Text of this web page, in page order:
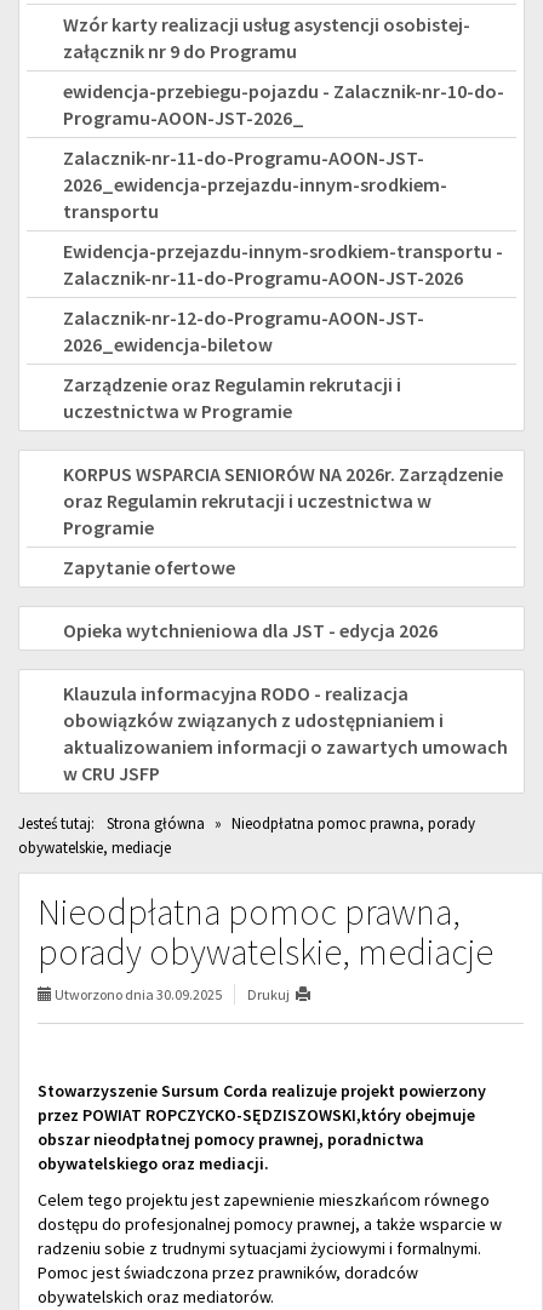
JEDNOSTEK
SAMORZĄDU
TERYTORIALNEGO
-
EDYCJA
2026
Wzór karty realizacji usług asystencji osobistej-
załącznik nr 9 do Programu
ewidencja-przebiegu-pojazdu - Zalacznik-nr-10-do-
Programu-AOON-JST-2026_
Zalacznik-nr-11-do-Programu-AOON-JST-
2026_ewidencja-przejazdu-innym-srodkiem-
transportu
Ewidencja-przejazdu-innym-srodkiem-transportu -
Zalacznik-nr-11-do-Programu-AOON-JST-2026
Zalacznik-nr-12-do-Programu-AOON-JST-
2026_ewidencja-biletow
Zarządzenie oraz Regulamin rekrutacji i
uczestnictwa w Programie
KORPUS
WSPARCIA
SENIORÓW
na
KORPUS WSPARCIA SENIORÓW NA 2026r. Zarządzenie
oraz Regulamin rekrutacji i uczestnictwa w
Programie
Zapytanie ofertowe
OPIEKA
WYTCHNIENIOWA
-
EDYCJA
2026
Opieka wytchnieniowa dla JST - edycja 2026
RODOKlauzula informacyjna RODO - realizacja
obowiązków związanych z udostępnianiem i
aktualizowaniem informacji o zawartych umowach
w CRU JSFP
Jesteś tutaj: Strona główna » Nieodpłatna pomoc prawna, porady
obywatelskie, mediacje
Nieodpłatna pomoc prawna,
porady obywatelskie, mediacje
Utworzono dnia 30.09.2025 Drukuj
Stowarzyszenie Sursum Corda realizuje projekt powierzony
przez POWIAT ROPCZYCKO-SĘDZISZOWSKI,który obejmuje
obszar nieodpłatnej pomocy prawnej, poradnictwa
obywatelskiego oraz mediacji.
Celem tego projektu jest zapewnienie mieszkańcom równego
dostępu do profesjonalnej pomocy prawnej, a także wsparcie w
radzeniu sobie z trudnymi sytuacjami życiowymi i formalnymi.
Pomoc jest świadczona przez prawników, doradców
obywatelskich oraz mediatorów.